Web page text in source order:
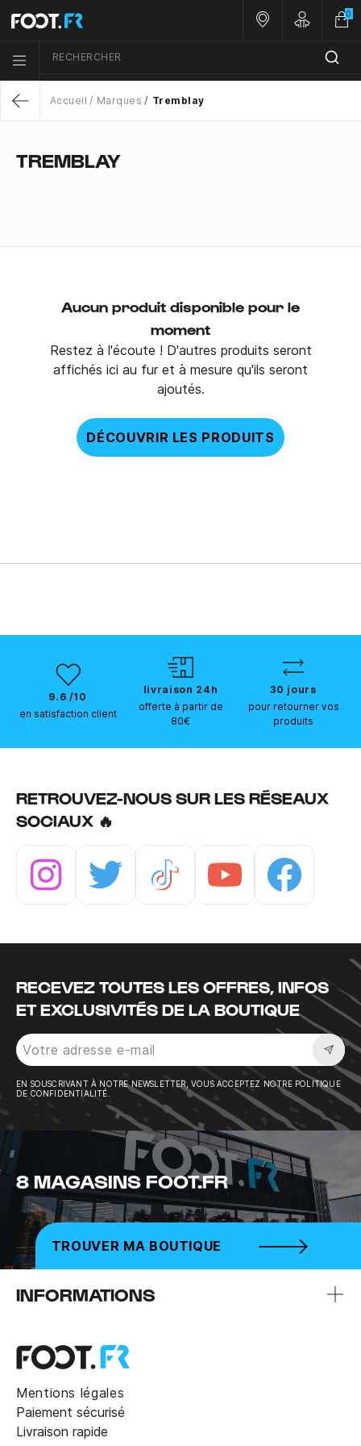
Menu list icon
RECHERCHER
Nos magasins
Customer
0
Accueil Marques Tremblay
TREMBLAY
Aucun produit disponible pour le
moment
Restez à l'écoute ! D'autres produits seront
affichés ici au fur et à mesure qu'ils seront
ajoutés.
DÉCOUVRIR LES PRODUITS
9.6 /10
en satisfaction client
livraison 24h
offerte à partir de
80€
30 jours
pour retourner vos
produits
RETROUVEZ-NOUS SUR LES RÉSEAUX
SOCIAUX 🔥
RECEVEZ TOUTES LES OFFRES, INFOS
ET EXCLUSIVITÉS DE LA BOUTIQUE
EN SOUSCRIVANT À NOTRE NEWSLETTER, VOUS ACCEPTEZ NOTRE POLITIQUE
DE CONFIDENTIALITÉ.
8 MAGASINS FOOT.FR
TROUVER MA BOUTIQUE
INFORMATIONS
Mentions légales
Paiement sécurisé
Livraison rapide